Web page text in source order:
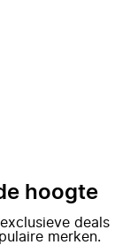
hoogte
deals
merken.